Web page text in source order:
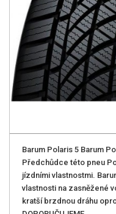
Barum Polaris 5 Barum
Předchůdce této pneu
jízdními vlastnostmi.
vlastnosti na zasněžené
kratší brzdnou dráhu